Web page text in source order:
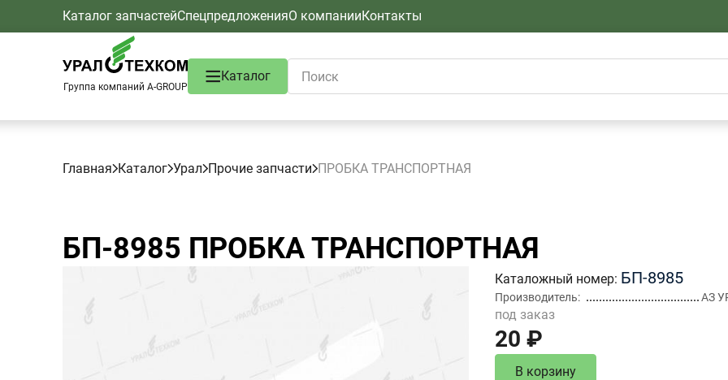
Каталог запчастейСпецпредложенияО компанииКонтакты
Группа компаний A-GROUP
Каталог
Главная Каталог Урал Прочие запчасти ПРОБКА ТРАНСПОРТНАЯ
БП-8985 ПРОБКА ТРАНСПОРТНАЯ
Каталожный номер БП-8985
Производитель АЗ
под заказ
20 ₽
В корзину